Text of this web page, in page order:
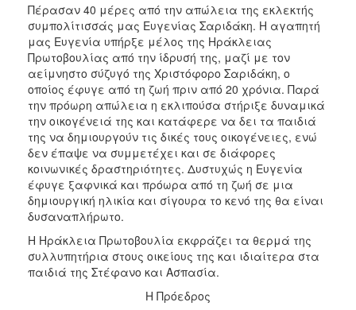
2019
2018
2017
2016
2015
2012
2011
ΔΗΜΟΣ
Πέρασαν 40 μέρες από την απώλεια της εκλεκτής
συμπολίτισσάς μας Ευγενίας Σαριδάκη. Η αγαπητή
μας Ευγενία υπήρξε μέλος της Ηράκλειας
Πρωτοβουλίας από την ίδρυσή της, μαζί με τον
αείμνηστο σύζυγό της Χριστόφορο Σαριδάκη, ο
οποίος έφυγε από τη ζωή πριν από 20 χρόνια. Παρά
την πρόωρη απώλεια η εκλιπούσα στήριξε δυναμικά
την οικογένειά της και κατάφερε να δει τα παιδιά
της να δημιουργούν τις δικές τους οικογένειες, ενώ
δεν έπαψε να συμμετέχει και σε διάφορες
κοινωνικές δραστηριότητες. Δυστυχώς η Ευγενία
έφυγε ξαφνικά και πρόωρα από τη ζωή σε μια
δημιουργική ηλικία και σίγουρα το κενό της θα είναι
δυσαναπλήρωτο.
Η Ηράκλεια Πρωτοβουλία εκφράζει τα θερμά της
συλλυπητήρια στους οικείους της και ιδιαίτερα στα
παιδιά της Στέφανο και Ασπασία.
Η Πρόεδρος